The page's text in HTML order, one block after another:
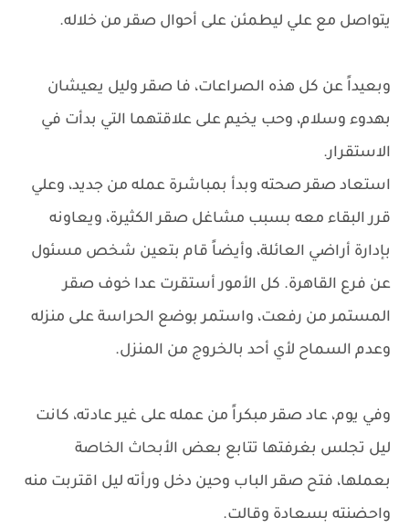
يتواصل مع علي ليطمئن على أحوال صقر من خلاله.
وبعيداً عن كل هذه الصراعات، فا صقر وليل يعيشان
بهدوء وسلام، وحب يخيم على علاقتهما التي بدأت في
الاستقرار.
استعاد صقر صحته وبدأ بمباشرة عمله من جديد، وعلي
قرر البقاء معه بسبب مشاغل صقر الكثيرة، ويعاونه
بإدارة أراضي العائلة، وأيضاً قام بتعين شخص مسئول
عن فرع القاهرة. كل الأمور أستقرت عدا خوف صقر
المستمر من رفعت، واستمر بوضع الحراسة على منزله
وعدم السماح لأي أحد بالخروج من المنزل.
وفي يوم، عاد صقر مبكراً من عمله على غير عادته، كانت
ليل تجلس بغرفتها تتابع بعض الأبحاث الخاصة
بعملها، فتح صقر الباب وحين دخل ورأته ليل اقتربت منه
واحضنته بسعادة وقالت.